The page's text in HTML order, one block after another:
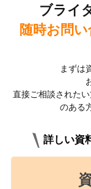
ブライ
随時お問
まずは
直接ご相談された
のある
詳しい資